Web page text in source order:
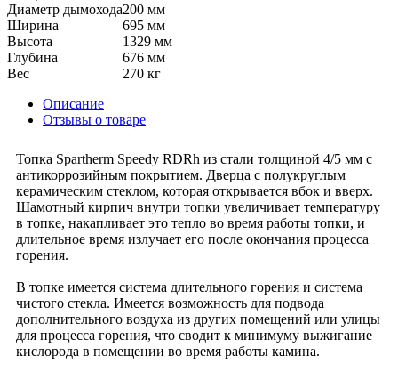
Диаметр дымохода200 мм
Ширина
695 мм
Высота
1329 мм
Глубина
676 мм
Вес
270 кг
Описание
Отзывы о товаре
Топка Spartherm Speedy RDRh из стали толщиной 4/5 мм с
антикоррозийным покрытием. Дверца с полукруглым
керамическим стеклом, которая открывается вбок и вверх.
Шамотный кирпич внутри топки увеличивает температуру
в топке, накапливает это тепло во время работы топки, и
длительное время излучает его после окончания процесса
горения.
В топке имеется система длительного горения и система
чистого стекла. Имеется возможность для подвода
дополнительного воздуха из других помещений или улицы
для процесса горения, что сводит к минимуму выжигание
кислорода в помещении во время работы камина.